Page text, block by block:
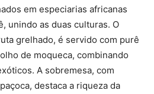
em especiarias africanas
unindo as duas culturas. O
grelhado, é servido com purê
de moqueca, combinando
A sobremesa, com
destaca a riqueza da